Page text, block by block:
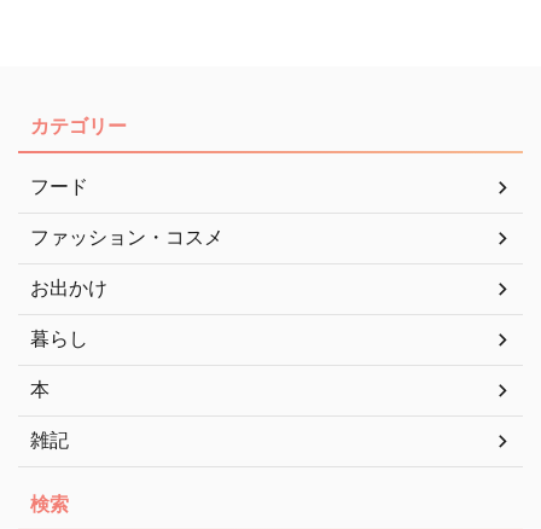
カテゴリー
フード
ファッション・コスメ
お出かけ
暮らし
本
雑記
検索